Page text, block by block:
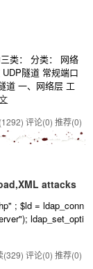
类： 分类： 网络
隧道 常规端口
道 一、网络层 工
评论(0) 推荐(0)
attacks
; $ld = ldap_conn
ldap_set_opti
(329) 评论(0) 推荐(0)